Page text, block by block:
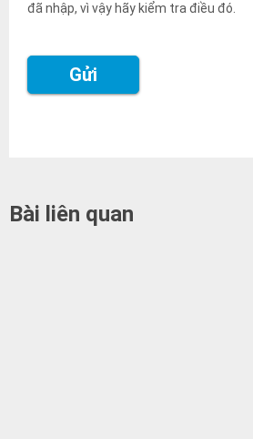
đã nhập, vì vậy hãy kiểm tra điều đó.
Bài liên quan